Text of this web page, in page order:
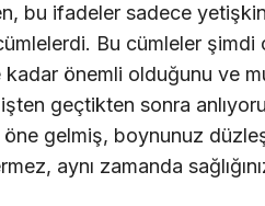
bu ifadeler sadece
Bu cümleler
kadar önemli olduğunu ve
geçtikten sonra
öne gelmiş, boynunuz
aynı zamanda